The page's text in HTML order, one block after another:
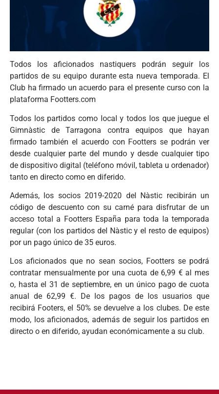
Todos los aficionados nastiquers podrán seguir los
partidos de su equipo durante esta nueva temporada. El
Club ha firmado un acuerdo para el presente curso con la
plataforma Footters.com
Todos los partidos como local y todos los que juegue el
Gimnàstic de Tarragona contra equipos que hayan
firmado también el acuerdo con Footters se podrán ver
desde cualquier parte del mundo y desde cualquier tipo
de dispositivo digital (teléfono móvil, tableta u ordenador)
tanto en directo como en diferido.
Además, los socios 2019-2020 del Nàstic recibirán un
código de descuento con su carné para disfrutar de un
acceso total a Footters España para toda la temporada
regular (con los partidos del Nàstic y el resto de equipos)
por un pago único de 35 euros.
Los aficionados que no sean socios, Footters se podrá
contratar mensualmente por una cuota de 6,99 € al mes
o, hasta el 31 de septiembre, en un único pago de cuota
anual de 62,99 €. De los pagos de los usuarios que
recibirá Footers, el 50% se devuelve a los clubes. De este
modo, los aficionados, además de seguir los partidos en
directo o en diferido, ayudan económicamente a su club.